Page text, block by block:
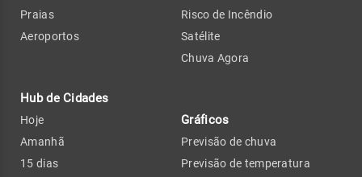
Praias
Aeroportos
Hub de Cidades
Hoje
Amanhã
15 dias
Risco de Incêndio
Satélite
Chuva Agora
Gráficos
Previsão de chuva
Previsão de temperatura